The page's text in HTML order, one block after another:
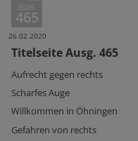
Ausg.
465
26.02.2020
Titelseite Ausg. 465
Aufrecht gegen rechts
Scharfes Auge
Willkommen in Öhningen
Gefahren von rechts